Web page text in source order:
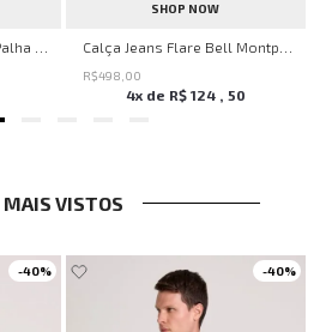
SHOP NOW
R$498 00
4x de R$ 124 , 50
MAIS VISTOS
-40% -40%